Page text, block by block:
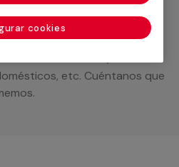
servicio a medida
materiales,
etc. Cuéntanos que
cookies